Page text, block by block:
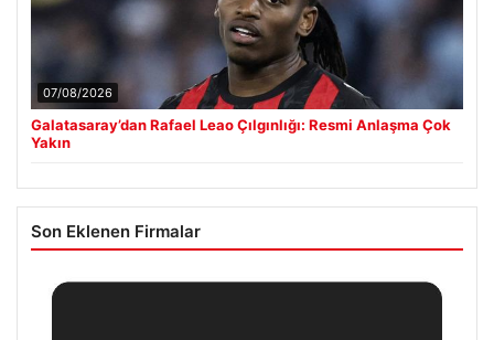
07/08/2026
Galatasaray’dan Rafael Leao Çılgınlığı: Resmi Anlaşma Çok
Yakın
Son Eklenen Firmalar